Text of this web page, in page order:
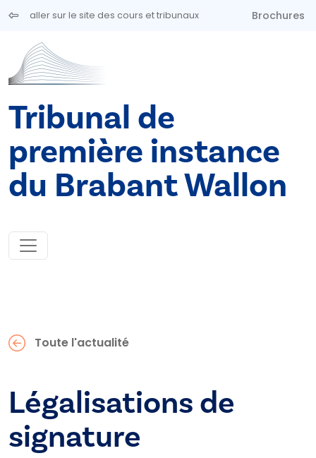
Aller au contenu principal
aller sur le site des cours et tribunaux Brochures
Tribunal de
première instance
du Brabant Wallon
Toute l'actualité
Légalisations de
signature